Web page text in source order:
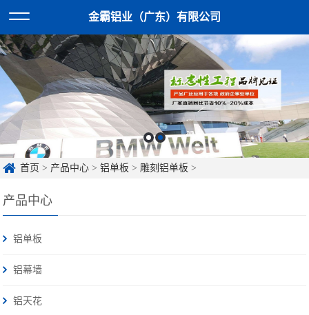
金霸铝业（广东）有限公司
首页 > 产品中心 >铝单板 >雕刻铝单板 >
产品中心
铝单板
铝幕墙
铝天花